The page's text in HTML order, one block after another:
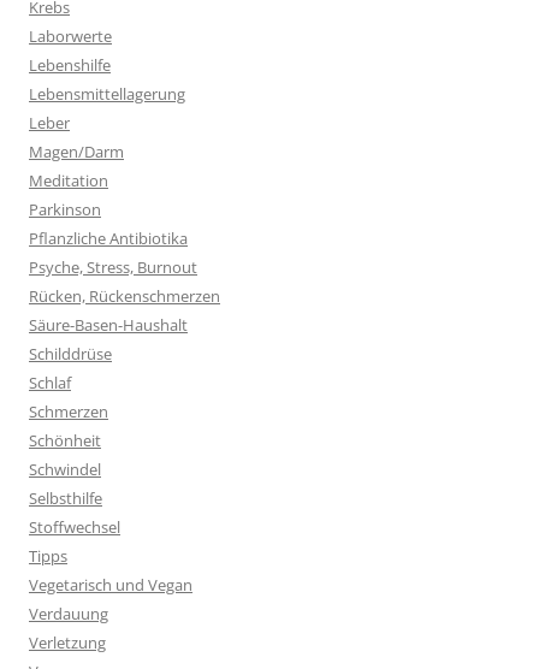
Krebs
Laborwerte
Lebenshilfe
Lebensmittellagerung
Leber
Magen/Darm
Meditation
Parkinson
Pflanzliche Antibiotika
Psyche, Stress, Burnout
Rücken, Rückenschmerzen
Säure-Basen-Haushalt
Schilddrüse
Schlaf
Schmerzen
Schönheit
Schwindel
Selbsthilfe
Stoffwechsel
Tipps
Vegetarisch und Vegan
Verdauung
Verletzung